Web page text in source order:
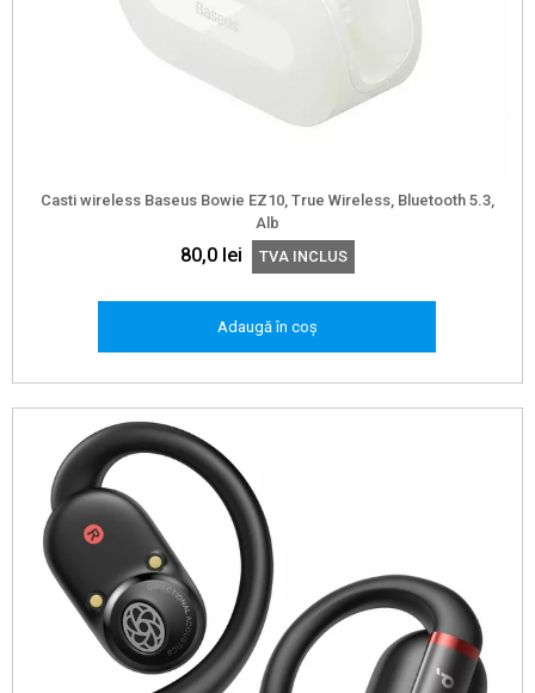
Casti wireless Baseus Bowie EZ10, True Wireless, Bluetooth 5.3,
Alb
80,0 lei TVA INCLUS
Adaugă în coș